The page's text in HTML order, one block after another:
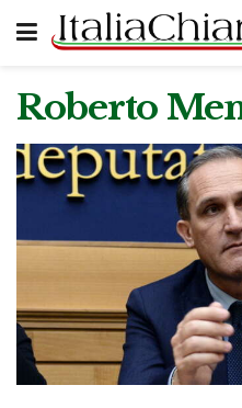
Roberto